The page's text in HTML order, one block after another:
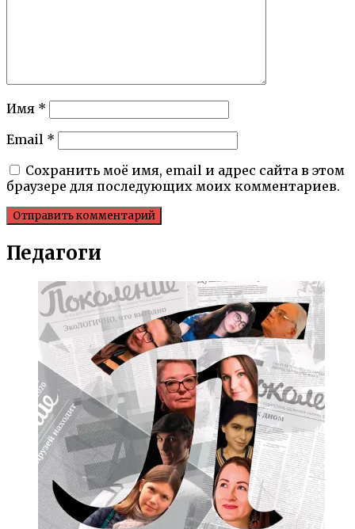
Имя *
Email *
Сохранить моё имя, email и адрес сайта в этом
браузере для последующих моих комментариев.
Педагоги